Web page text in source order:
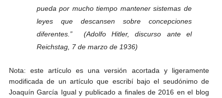
pueda por mucho tiempo mantener sistemas de
leyes que descansen sobre concepciones
diferentes.” (Adolfo Hitler, discurso ante el
Reichstag, 7 de marzo de 1936)
Nota: este artículo es una versión acortada y ligeramente
modificada de un artículo que escribí bajo el seudónimo de
Joaquín García Igual y publicado a finales de 2016 en el blog